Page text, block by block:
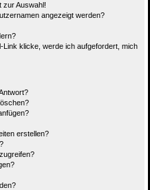
zur Auswahl!
angezeigt werden?
Link klicke, werde ich aufgefordert, mich
erstellen?